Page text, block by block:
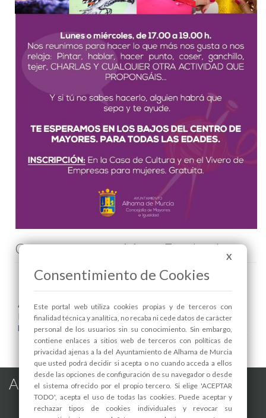
Comenta esta noticia en Facebook
Areas relacionadas:
Igualdad
Mayores
Alhama de Murcia en las Redes
X
Consentimiento de Cookies
Este portal web utiliza cookies propias y de terceros con
finalidad técnica y analítica, no recaba ni cede datos de carácter
personal de los usuarios sin su conocimiento. Sin embargo,
contiene enlaces a sitios web de terceros con políticas de
privacidad ajenas a la del Ayuntamiento de Alhama de Murcia
que usted podrá decidir si acepta o no cuando acceda a ellos
desde las opciones de configuración de su navegador o desde
el sistema ofrecido por el propio tercero. Si elige 'ACEPTAR
TODO', acepta el uso de todas las cookies. Puede aceptar y
rechazar tipos de cookies individuales y revocar su